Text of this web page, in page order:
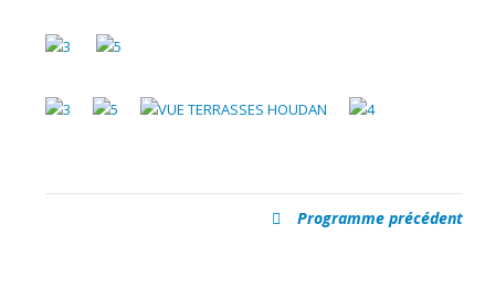
Programme précédent